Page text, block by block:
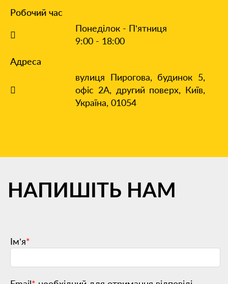
Робочий час
Понеділок - П’ятниця
9:00 - 18:00
Адреса
вулиця Пирогова, будинок 5,
офіс 2А, другий поверх, Київ,
Україна, 01054
НАПИШІТЬ НАМ
Ім’я*